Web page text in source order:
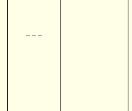
–––